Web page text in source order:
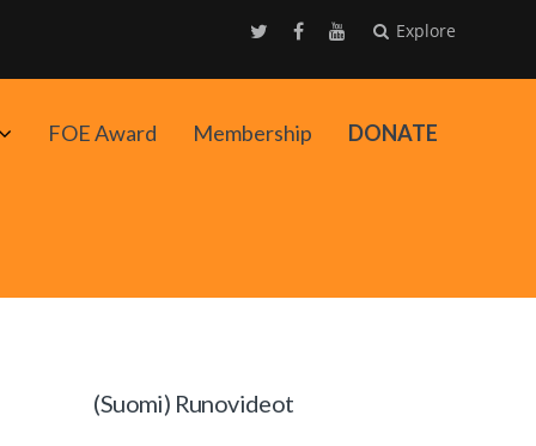
Explore
AvaaFOE Award Membership DONATE
(Suomi) Runovideot